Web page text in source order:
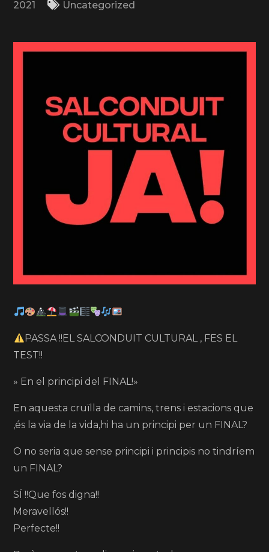
2021
Uncategorized
PASSA !!EL SALCONDUIT CULTURAL , FES EL
TEST!!
» En el principi del FINAL!»
En aquesta cruïlla de camins, trens i estacions que
,és la via de la vida,hi ha un principi per un FINAL?
O no seria que sense principi i principis no tindríem
un FINAL?
SÍ !!Que fos digna!!
Meravellós!!
Perfecte!!